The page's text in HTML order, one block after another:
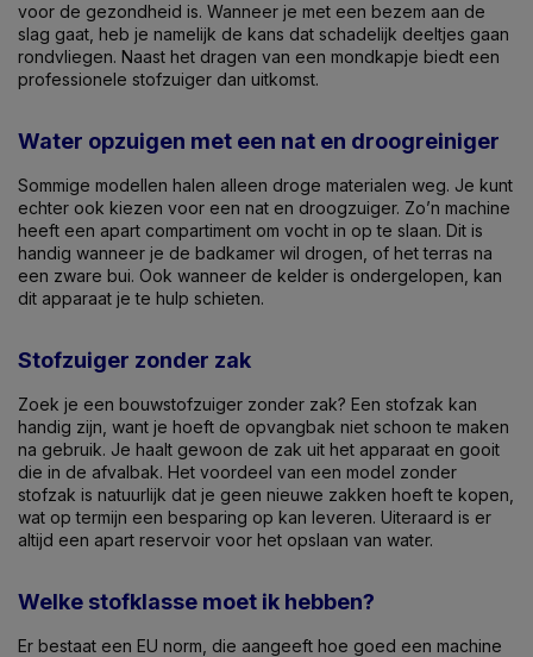
voor de gezondheid is. Wanneer je met een bezem aan de
slag gaat, heb je namelijk de kans dat schadelijk deeltjes gaan
rondvliegen. Naast het dragen van een mondkapje biedt een
professionele stofzuiger dan uitkomst.
Water opzuigen met een nat en droogreiniger
Sommige modellen halen alleen droge materialen weg. Je kunt
echter ook kiezen voor een nat en droogzuiger. Zo’n machine
heeft een apart compartiment om vocht in op te slaan. Dit is
handig wanneer je de badkamer wil drogen, of het terras na
een zware bui. Ook wanneer de kelder is ondergelopen, kan
dit apparaat je te hulp schieten.
Stofzuiger zonder zak
Zoek je een bouwstofzuiger zonder zak? Een stofzak kan
handig zijn, want je hoeft de opvangbak niet schoon te maken
na gebruik. Je haalt gewoon de zak uit het apparaat en gooit
die in de afvalbak. Het voordeel van een model zonder
stofzak is natuurlijk dat je geen nieuwe zakken hoeft te kopen,
wat op termijn een besparing op kan leveren. Uiteraard is er
altijd een apart reservoir voor het opslaan van water.
Welke stofklasse moet ik hebben?
Er bestaat een EU norm, die aangeeft hoe goed een machine